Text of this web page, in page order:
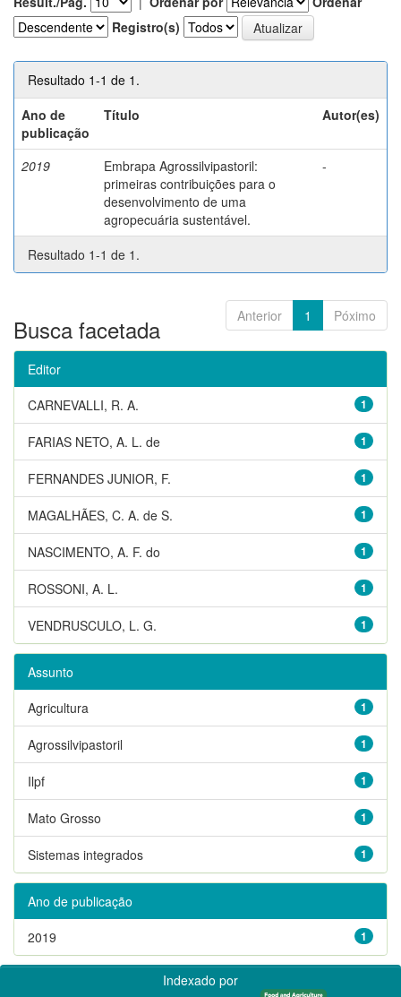
Registro(s)
Resultado 1-1 de 1.
Ano de
publicação
Título Autor(es)
2019
Embrapa Agrossilvipastoril:
primeiras contribuições para o
desenvolvimento de uma
agropecuária sustentável.
-
Resultado 1-1 de 1.
Anterior 1 Póximo
Busca facetada
Editor
1
CARNEVALLI, R. A.
1
FARIAS NETO, A. L. de
1
FERNANDES JUNIOR, F.
1
MAGALHÃES, C. A. de S.
1
NASCIMENTO, A. F. do
1
ROSSONI, A. L.
1
VENDRUSCULO, L. G.
Assunto
1
Agricultura
1
Agrossilvipastoril
1
Ilpf
1
Mato Grosso
1
Sistemas integrados
Ano de publicação
1
2019
Indexado por